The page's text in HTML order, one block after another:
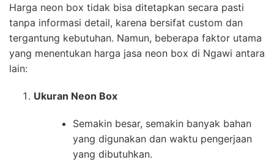
Harga neon box tidak bisa ditetapkan secara pasti
tanpa informasi detail, karena bersifat custom dan
tergantung kebutuhan. Namun, beberapa faktor utama
yang menentukan harga jasa neon box di Ngawi antara
lain:
Ukuran Neon Box
Semakin besar, semakin banyak bahan
yang digunakan dan waktu pengerjaan
yang dibutuhkan.